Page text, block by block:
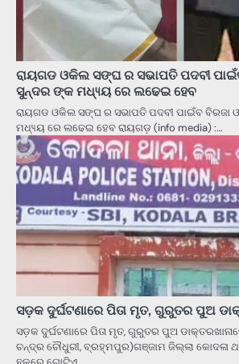
ରାୟଗଡ ଓକିଲ ସଙ୍ଘ ର ସଭାପତି ପଦବୀ
ସୁନ୍ଦର ଙ୍କ ମଧ୍ୟ୍ୟ ରେ ଲଢେଇ ହେବ
ରାୟଗଡ ଓକିଲ ସଙ୍ଘ ର ସଭାପତି ପଦବୀ ପାଇଁବ ବିରଜା
ମଧ୍ୟ୍ୟ ରେ ଲଢେଇ ହେବ ରାୟଗଡ଼ (info media) :…
ସଡ଼କ ଦୁର୍ଘଟଣାରେ ପିତା ମୃତ, ଗୁରୁତର ପୁଅ
ସଡ଼କ ଦୁର୍ଘଟଣାରେ ପିତା ମୃତ, ଗୁରୁତର ପୁଅ
ଚନ୍ଦ୍ର ଚୌଧୁରୀ, ବ୍ରହ୍ମପୁର)ଗଞ୍ଜାମ ଜିଲ୍ଲା କୋଦଳା